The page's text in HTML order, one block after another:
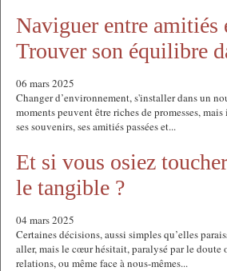
Naviguer entre amitiés
Trouver son équilibre
06 mars 2025
Changer d’environnement, s'installer dans un
moments peuvent être riches de promesses,
ses souvenirs, ses amitiés passées et...
Et si vous osiez
le tangible ?
04 mars 2025
Certaines décisions, aussi simples qu’elles
aller, mais le cœur hésitait, paralysé par le
relations, ou même face à nous-mêmes...